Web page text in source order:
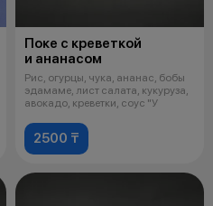
Поке с креветкой
и ананасом
Рис, огурцы, чука, ананас, бобы
эдамаме, лист салата, кукуруза,
авокадо, креветки, соус "У
2500 ₸